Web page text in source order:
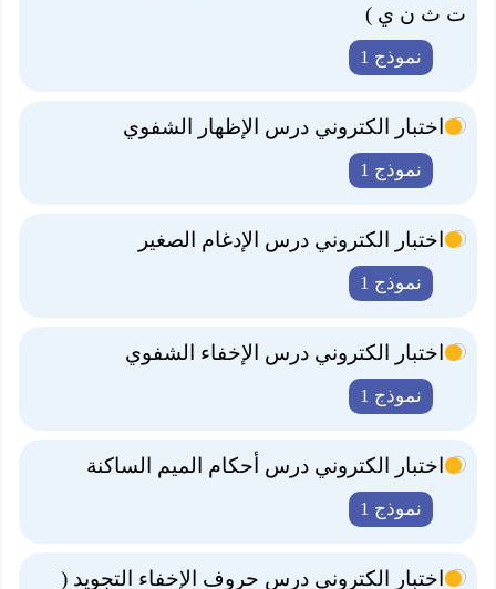
ت ث ن ي )
نموذج 1
اختبار الكتروني درس الإظهار الشفوي
نموذج 1
اختبار الكتروني درس الإدغام الصغير
نموذج 1
اختبار الكتروني درس الإخفاء الشفوي
نموذج 1
اختبار الكتروني درس أحكام الميم الساكنة
نموذج 1
اختبار الكتروني درس حروف الإخفاء التجويد (